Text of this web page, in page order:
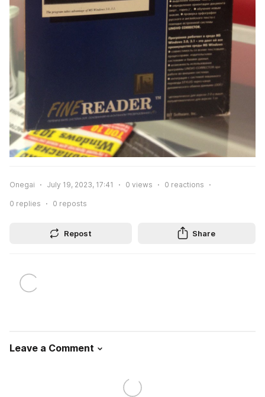
Onegai July 19, 2023, 17:41 0 views 0 reactions
0 replies 0 reposts
Repost Share
Leave a Comment